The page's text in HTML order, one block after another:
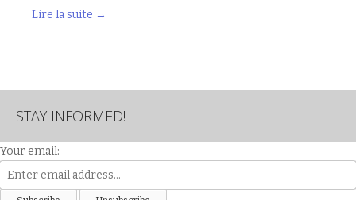
Lire la suite →
STAY INFORMED!
Your email: